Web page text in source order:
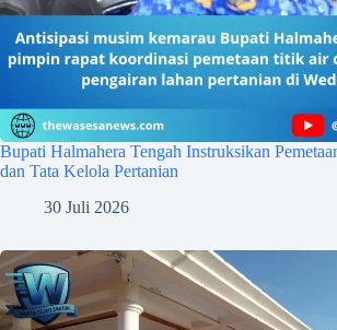
Bupati Halmahera Tengah Instruksikan
dan Tata Kelola Pertanian
30 Juli 2026